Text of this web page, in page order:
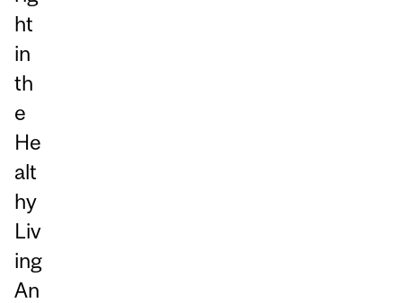
ht
in
th
e
He
alt
hy
Liv
ing
An